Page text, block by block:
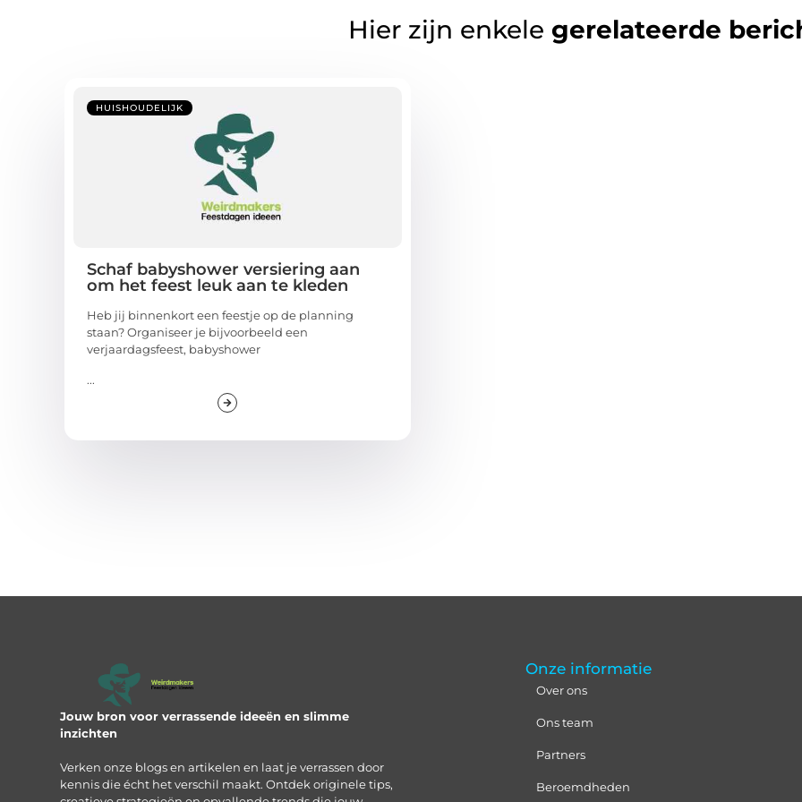
Hier zijn enkele gerelateerde
HUISHOUDELIJK
Schaf babyshower versiering aan
om het feest leuk aan te kleden
Heb jij binnenkort een feestje op de planning
staan? Organiseer je bijvoorbeeld een
verjaardagsfeest, babyshower
...
Jouw bron voor verrassende ideeën en slimme
inzichten
Verken onze blogs en artikelen en laat je verrassen door
kennis die écht het verschil maakt. Ontdek originele tips,
Onze informatie
Over ons
Ons team
Partners
Beroemdheden